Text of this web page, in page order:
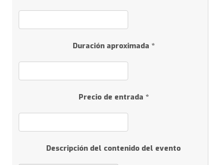
Duración aproximada *
Precio de entrada *
Descripción del contenido del evento